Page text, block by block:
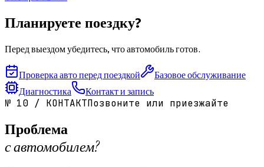
Планируете поездку?
Перед выездом убедитесь, что автомобиль готов.
Проверка авто перед поездкой
Базовое обслуживание
Диагностика
Контакт и запись
№ 10 / КОНТАКТПозвоните или приезжайте
Проблема
с автомобилем?